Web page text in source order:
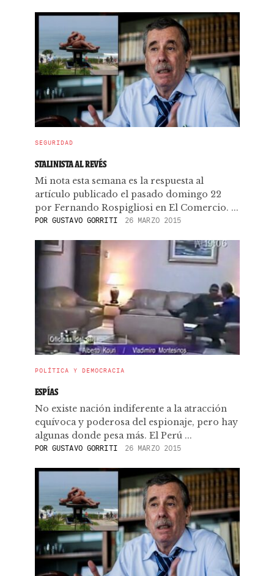
SEGURIDAD
STALINISTA AL REVÉS
Mi nota esta semana es la respuesta al
artículo publicado el pasado domingo 22
por Fernando Rospigliosi en El Comercio. ...
POR GUSTAVO GORRITI 26 MARZO 2015
POLÍTICA Y DEMOCRACIA
ESPÍAS
No existe nación indiferente a la atracción
equívoca y poderosa del espionaje, pero hay
algunas donde pesa más. El Perú ...
POR GUSTAVO GORRITI 26 MARZO 2015